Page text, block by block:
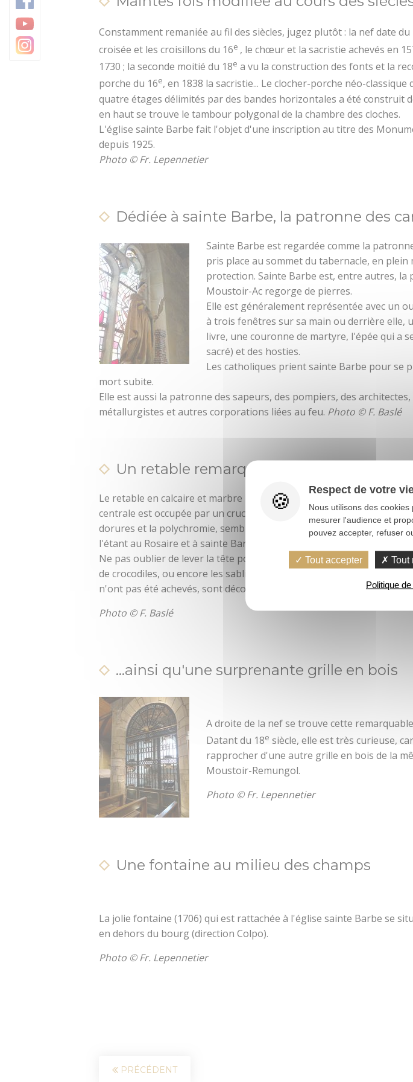
Trésors architecturaux
Jardins et parcs
Centre Morbihan Communauté
Destination Cœur de Bretagne
Campings et aires pour camping cars
Loisirs aquatiques
Aires de jeux
Que faire quand il
Constamment remaniée au fil des siècles, jugez plutôt : la nef date du
croisée et les croisillons du 16e , le chœur et la sacristie achevés en
1730 ; la seconde moitié du 18e a vu la construction des fonts et la
porche du 16e, en 1838 la sacristie... Le clocher-porche néo-classique
quatre étages délimités par des bandes horizontales a été construit
en haut se trouve le tambour polygonal de la chambre des cloches.
L'église sainte Barbe fait l'objet d'une inscription au titre des
depuis 1925.
Photo © Fr. Lepennetier
Dédiée à sainte Barbe, la patronne des
Sainte Barbe est regardée comme la
pris place au sommet du tabernacle, en
protection. Sainte Barbe est, entre autres, la
Moustoir-Ac regorge de pierres.
Elle est généralement représentée avec un
à trois fenêtres sur sa main ou derrière elle,
livre, une couronne de martyre, l'épée qui a
sacré) et des hosties.
Les catholiques prient sainte Barbe pour se
mort subite.
Elle est aussi la patronne des sapeurs, des pompiers, des
métallurgistes et autres corporations liées au feu. Photo © F. Baslé
Un retable remarquable...
Le retable en calcaire et marbre noir du maître-autel date de 1730 : la
centrale est occupée par un crucifix. Ce maître-autel dont il faut
dorures et la polychromie, semble être dédié à la sainte Trinité, les
l'étant au Rosaire et à sainte Barbe.
Ne pas oublier de lever la tête pour découvrir les entraits de la
de crocodiles, ou encore les sablières sculptées. Les contreforts,
n'ont pas été achevés, sont décorés de feuilles de vigne.
Photo © F. Baslé
...ainsi qu'une surprenante grille en bois
A droite de la nef se trouve cette
Datant du 18e siècle, elle est très curieuse,
rapprocher d'une autre grille en bois de la
Moustoir-Remungol.
Photo © Fr. Lepennetier
Une fontaine au milieu des champs
La jolie fontaine (1706) qui est rattachée à l'église sainte Barbe se
en dehors du bourg (direction Colpo).
Photo © Fr. Lepennetier
PRÉCÉDENT
Respect de votre
Nous utilisons des
mesurer l'audience et
pouvez accepter, refuser
Tout accepter Tout
Politique